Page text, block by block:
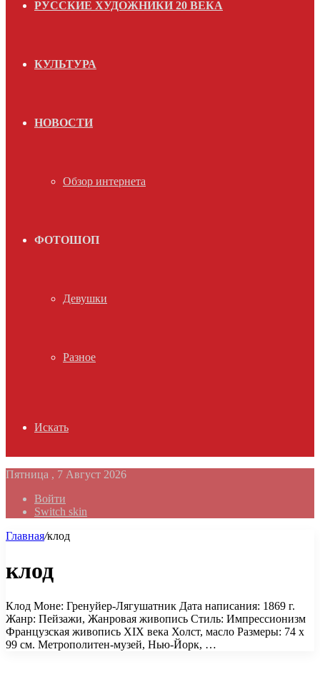
РУССКИЕ ХУДОЖНИКИ 20 ВЕКА
КУЛЬТУРА
НОВОСТИ
Обзор интернета
ФОТОШОП
Девушки
Разное
Искать
Пятница , 7 Август 2026
Войти
Switch skin
Главная/клод
клод
Клод Моне: Гренуйер-Лягушатник Дата написания: 1869 г.
Жанр: Пейзажи, Жанровая живопись Стиль: Импрессионизм
Французская живопись XIX века Холст, масло Размеры: 74 х
99 см. Метрополитен-музей, Нью-Йорк, …